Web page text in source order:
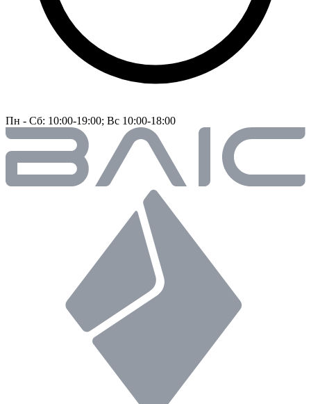
Пн - Сб: 10:00-19:00; Вс 10:00-18:00